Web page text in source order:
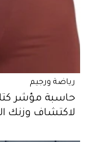
رياضة ورجيم
حاسبة مؤشر
لاكتشاف وزنك